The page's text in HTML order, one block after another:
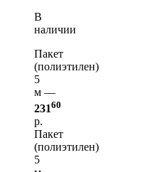
В
наличии
Пакет
(полиэтилен)
5
м —
23160
р.
Пакет
(полиэтилен)
5